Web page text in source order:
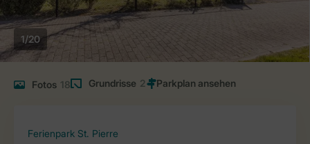
1/20
Fotos 18 Grundrisse 2
Ferienpark St. Pierre